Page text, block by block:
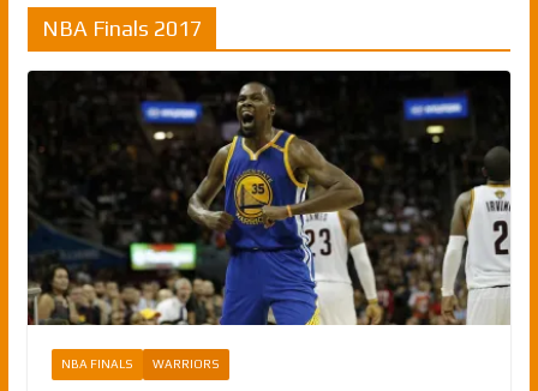
NBA Finals 2017
NBA FINALS WARRIORS